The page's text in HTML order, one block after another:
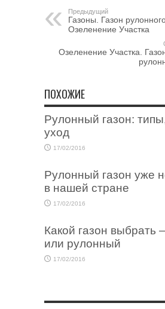
Предыдущий
Газоны. Газон
Озеленение Участка
Озеленение Участка.
ПОХОЖИЕ
Рулонный газон:
уход
17/02/2016
Рулонный газон уже
в нашей стране
17/02/2016
Какой газон выбрать
или рулонный
17/02/2016